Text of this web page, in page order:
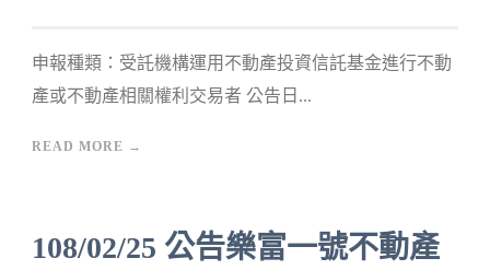
申報種類：受託機構運用不動產投資信託基金進行不動
產或不動產相關權利交易者 公告日...
READ MORE →
108/02/25 公告樂富一號不動產